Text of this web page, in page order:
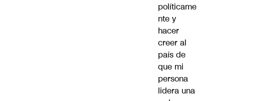
políticame
nte y
hacer
creer al
país de
que mi
persona
lidera una